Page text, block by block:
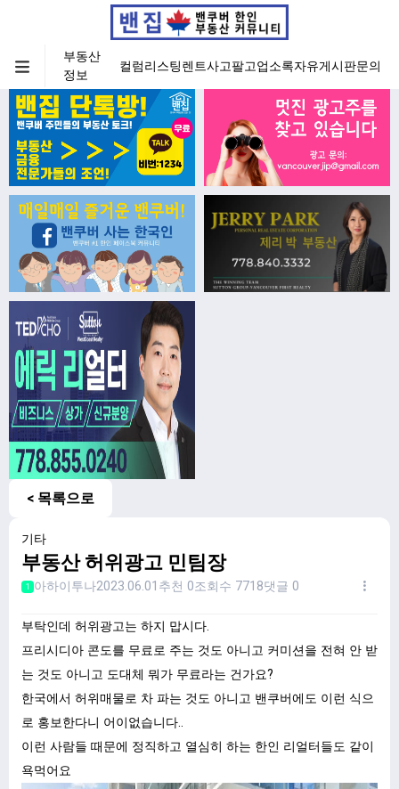
부동산
정보
컬럼리스팅렌트사고팔고업소록자유게시판문의
< 목록으로
기타
부동산 허위광고 민팀장
1 아하이투나2023.06.01 추천 0조회수 7718댓글 0
부탁인데 허위광고는 하지 맙시다.
프리시디아 콘도를 무료로 주는 것도 아니고 커미션을 전혀 안 받
는 것도 아니고 도대체 뭐가 무료라는 건가요?
한국에서 허위매물로 차 파는 것도 아니고 밴쿠버에도 이런 식으
로 홍보한다니 어이없습니다..
이런 사람들 때문에 정직하고 열심히 하는 한인 리얼터들도 같이
욕먹어요